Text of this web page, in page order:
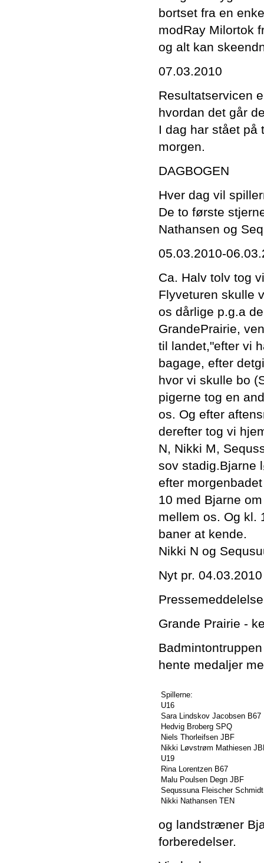
bortset fra en
modRay Milortok
og alt kan
07.03.2010
Resultatservicen
hvordan det går
I dag har stået
morgen.
DAGBOGEN
Hver dag vil
De to første
Nathansen og
05.03.2010-
Ca. Halv tolv tog
Flyveturen skulle
os dårlige p.g.a
GrandePrairie,
til landet,"efter vi
bagage, efter
hvor vi skulle bo
pigerne tog en
os. Og efter
derefter tog vi
N, Nikki M,
sov stadig.Bjarne
efter
10 med Bjarne
mellem os. Og kl.
baner at kende.
Nikki N og
Nyt pr. 04.03.2010
Pressemeddelelse
Grande Prairie -
hente medaljer
Spillerne:
U16
Sara Lindskov Jacobsen B67
Hedvig Broberg SPQ
Niels Thorleifsen JBF
Nikki Løvstrøm Mathiesen
U19
Rina Lorentzen B67
Malu Poulsen Degn JBF
Sequssuna Fleischer
Nikki Nathansen TEN
og landstræner
forberedelser.